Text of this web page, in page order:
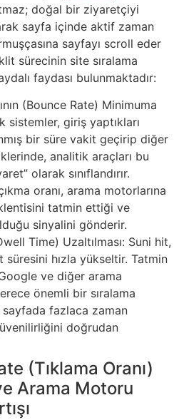
doğal bir ziyaretçiyi
sayfa içinde aktif zaman
sayfayı scroll eder
sürecinin site sıralama
faydası bulunmaktadır:
(Bounce Rate) Minimuma
sistemler, giriş yaptıkları
bir süre vakit geçirip diğer
analitik araçları bu
olarak sınıflandırır.
oranı, arama motorlarına
tatmin ettiği ve
sinyalini gönderir.
Time) Uzaltılması: Suni hit,
hızla yükseltir. Tatmin
ve diğer arama
önemli bir sıralama
fazlaca zaman
doğrudan
(Tıklama Oranı)
Arama Motoru